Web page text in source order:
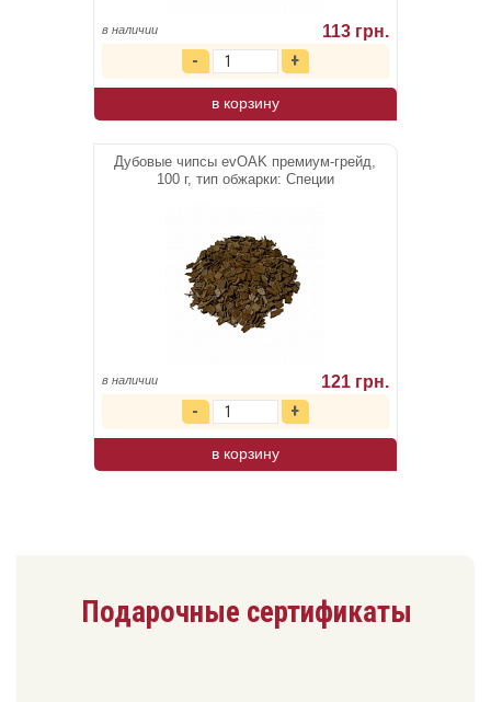
в наличии 113 грн.
в корзину
Дубовые чипсы evOAK премиум-грейд,
100 г, тип обжарки: Специи
в наличии 121 грн.
в корзину
Подарочные сертификаты